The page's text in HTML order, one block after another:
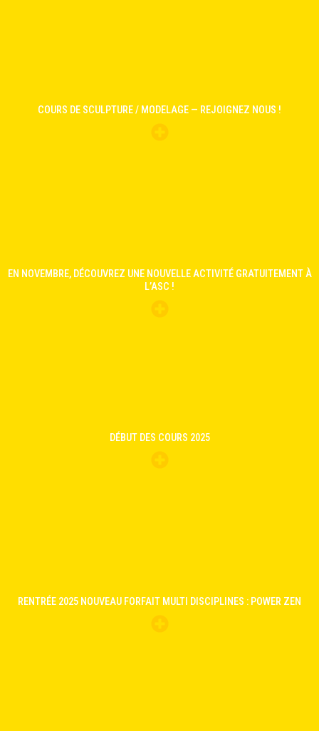
COURS DE SCULPTURE / MODELAGE — REJOIGNEZ NOUS !
EN NOVEMBRE, DÉCOUVREZ UNE NOUVELLE ACTIVITÉ GRATUITEMENT À
L’ASC !
DÉBUT DES COURS 2025
RENTRÉE 2025 NOUVEAU FORFAIT MULTI DISCIPLINES : POWER ZEN